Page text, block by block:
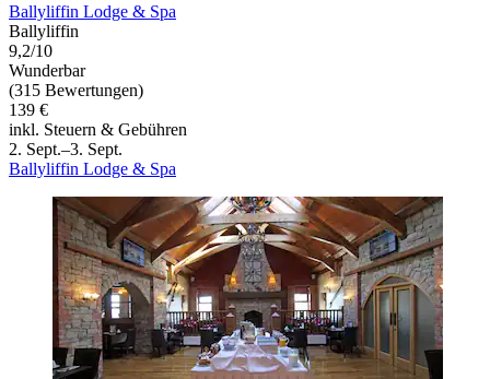
Ballyliffin Lodge & Spa
Ballyliffin
9,2/10
Wunderbar
(315 Bewertungen)
139 €
inkl. Steuern & Gebühren
2. Sept.–3. Sept.
Ballyliffin Lodge & Spa